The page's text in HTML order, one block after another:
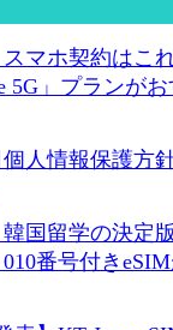
スマホ契約はこ
5G」プランが
個人情報保護方
韓国留学の決定
番号付き